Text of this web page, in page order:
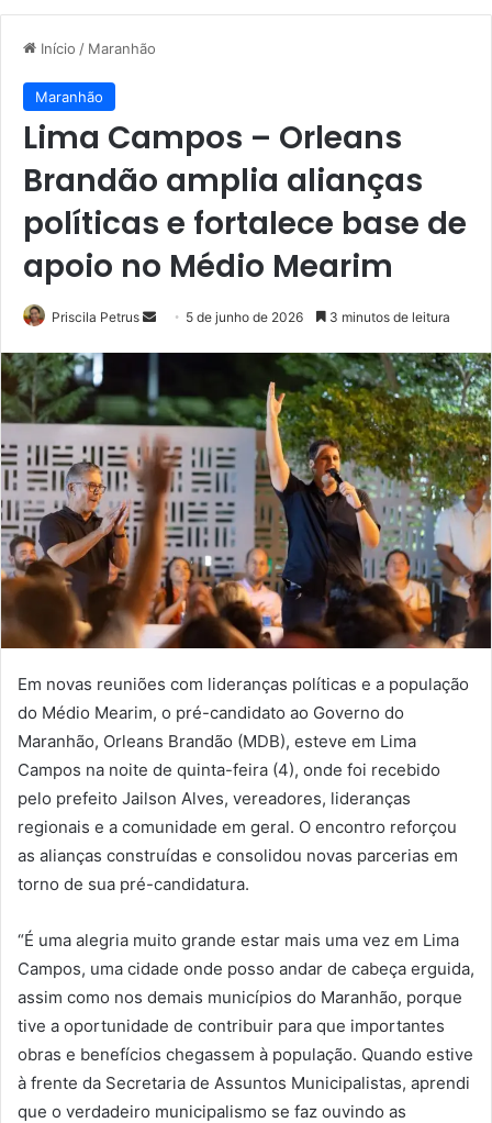
Início / Maranhão
Maranhão
Lima Campos – Orleans
Brandão amplia alianças
políticas e fortalece base de
apoio no Médio Mearim
Priscila Petrus
d
e
u
e
m
a
i
5 de junho de 2026 3 minutos de leitura
Em novas reuniões com lideranças políticas e a população
do Médio Mearim, o pré-candidato ao Governo do
Maranhão, Orleans Brandão (MDB), esteve em Lima
Campos na noite de quinta-feira (4), onde foi recebido
pelo prefeito Jailson Alves, vereadores, lideranças
regionais e a comunidade em geral. O encontro reforçou
as alianças construídas e consolidou novas parcerias em
torno de sua pré-candidatura.
“É uma alegria muito grande estar mais uma vez em Lima
Campos, uma cidade onde posso andar de cabeça erguida,
assim como nos demais municípios do Maranhão, porque
tive a oportunidade de contribuir para que importantes
obras e benefícios chegassem à população. Quando estive
à frente da Secretaria de Assuntos Municipalistas, aprendi
que o verdadeiro municipalismo se faz ouvindo as